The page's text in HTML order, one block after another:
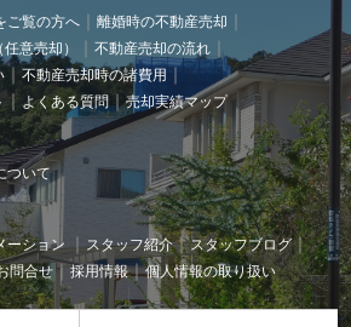
ご覧の方へ
離婚時の不動産売却
意売却）
不動産売却の流れ
不動産売却時の諸費用
よくある質問 売却実績マップ
ついて
ーション スタッフ紹介
スタッフブログ
問合せ 採用情報 個人情報の取り扱い